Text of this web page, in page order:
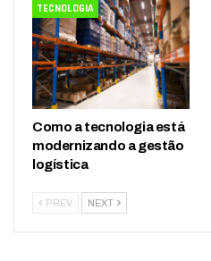
TECNOLOGIA
Como a tecnologia está
modernizando a gestão
logística
PREV NEXT